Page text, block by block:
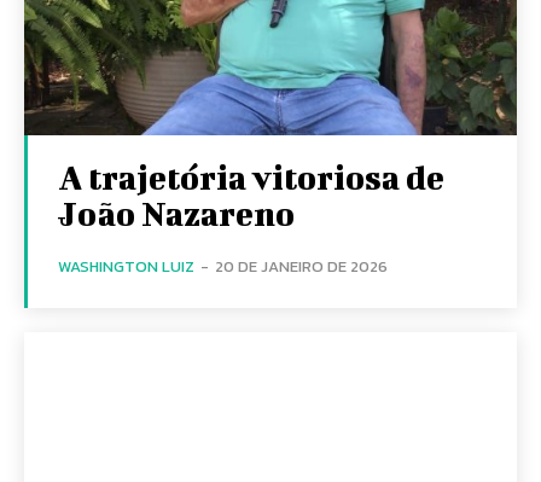
A trajetória vitoriosa de
João Nazareno
WASHINGTON LUIZ - 20 DE JANEIRO DE 2026